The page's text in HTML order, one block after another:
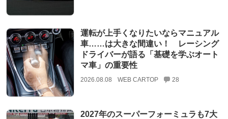
運転が上手くなりたいならマニュアル
車……は大きな間違い！ レーシング
ドライバーが語る「基礎を学ぶオート
マ車」の重要性
2026.08.08 WEB CARTOP 28
2027年のスーパーフォーミュラも7大